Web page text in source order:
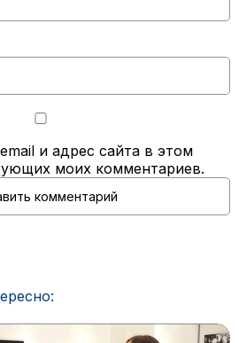
и адрес сайта в этом
моих комментариев.